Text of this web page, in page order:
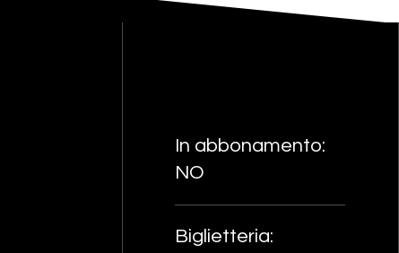
In abbonamento:
NO
Biglietteria: